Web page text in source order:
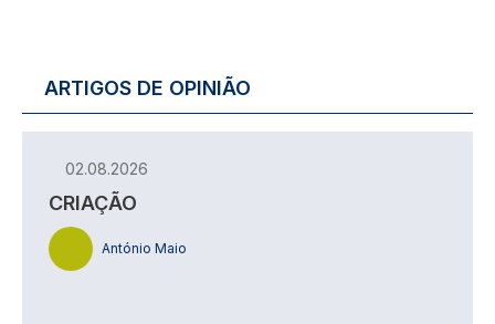
ARTIGOS DE OPINIÃO
02.08.2026
CRIAÇÃO
António Maio